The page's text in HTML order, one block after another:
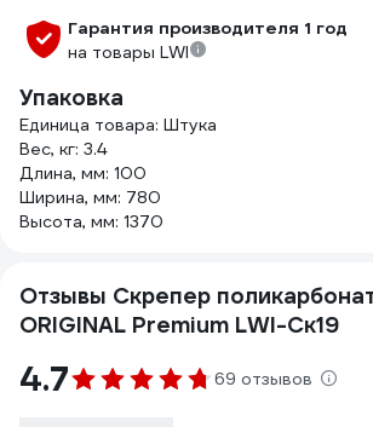
Гарантия производителя 1 год
на товары LWI
Упаковка
Единица товара: Штука
Вес, кг: 3.4
Длина, мм: 100
Ширина, мм: 780
Высота, мм: 1370
Отзывы Скрепер
ORIGINAL Premium LWI-Ск19
4.7 69 отзывов